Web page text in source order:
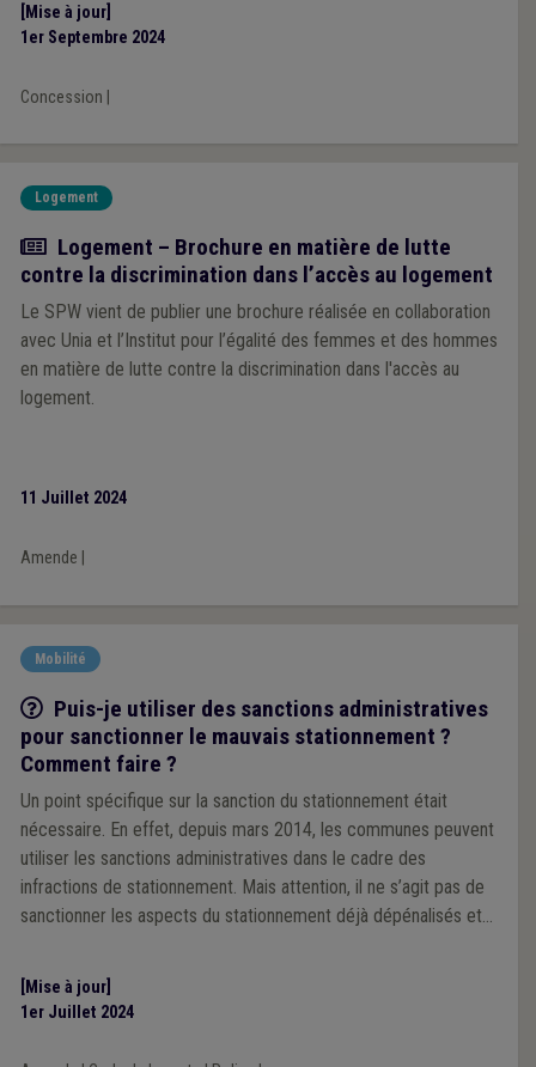
[Mise à jour]
1er Septembre 2024
Concession
Logement
Actualité
Logement – Brochure en matière de lutte
contre la discrimination dans l’accès au logement
Le SPW vient de publier une brochure réalisée en collaboration
avec Unia et l’Institut pour l’égalité des femmes et des hommes
en matière de lutte contre la discrimination dans l'accès au
logement.
11 Juillet 2024
Amende
Mobilité
Q/R
Puis-je utiliser des sanctions administratives
pour sanctionner le mauvais stationnement ?
Comment faire ?
Un point spécifique sur la sanction du stationnement était
nécessaire. En effet, depuis mars 2014, les communes peuvent
utiliser les sanctions administratives dans le cadre des
infractions de stationnement. Mais attention, il ne s’agit pas de
sanctionner les aspects du stationnement déjà dépénalisés et
[Mise à jour]
1er Juillet 2024